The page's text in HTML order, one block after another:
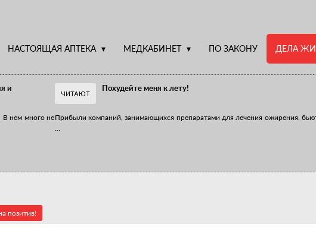
НАСТОЯЩАЯ АПТЕКА МЕДКАБИНЕТ ПО ЗАКОНУ ДЕЛА
и
нем много не
ЧИТАЮТ
Похудейте меня к лету!
Прибыли компаний, занимающихся препаратами для лечения ожирения,
позитив!